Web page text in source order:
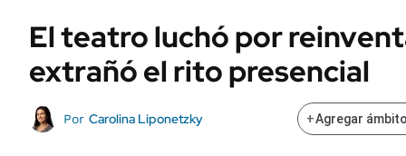
Campo
FINANZAS
Mercados
Sustentabilidad
POLÍTICA
El teatro luchó por
extrañó el rito presencial
Por Carolina Liponetzky +Agregar